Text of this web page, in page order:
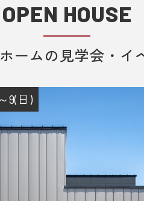
OPEN HOUSE
ームの見学会・イ
9(日)